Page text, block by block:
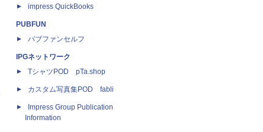
impress QuickBooks
PUBFUN
パブファンセルフ
IPGネットワーク
TシャツPOD pTa.shop
カスタム写真集POD fabli
Impress Group Publication
Information